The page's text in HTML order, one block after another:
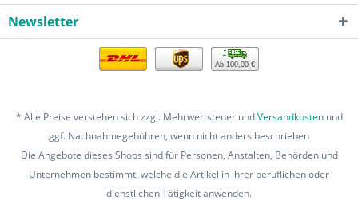
Newsletter
Ab 100,00 €
* Alle Preise verstehen sich zzgl. Mehrwertsteuer undVersandkostenund
ggf. Nachnahmegebühren, wenn nicht anders beschrieben
Die Angebote dieses Shops sind für Personen, Anstalten, Behörden und
Unternehmen bestimmt, welche die Artikel in ihrer beruflichen oder
dienstlichen Tätigkeit anwenden.